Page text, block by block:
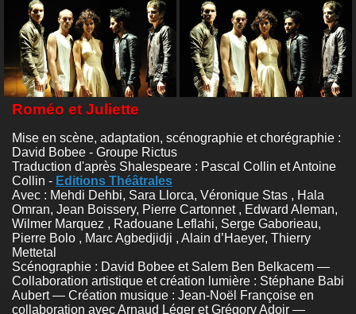
Roméo et Juliette
Mise en scène, adaptation, scénographie et chorégraphie :
David Bobee - Groupe Rictus
Traduction d'après Shalespeare : Pascal Collin et Antoine
Collin - Editions Théâtrales
Avec : Mehdi Dehbi, Sara Llorca, Véronique Stas , Hala
Omran, Jean Boissery, Pierre Cartonnet , Edward Aleman,
Wilmer Marquez , Radouane Leflahi, Serge Gaborieau,
Pierre Bolo , Marc Agbedjidji , Alain d’Haeyer, Thierry
Mettetal
Scénographie : David Bobee et Salem Ben Belkacem —
Collaboration artistique et création lumière : Stéphane Babi
Aubert — Création musique : Jean-Noël Françoise en
collaboration avec Arnaud Léger et Grégory Adoir —